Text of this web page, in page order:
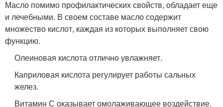
Масло помимо профилактических свойств, обладает еще
и лечебными. В своем составе масло содержит
множество кислот, каждая из которых выполняет свою
функцию.
Олеиновая кислота отлично увлажняет.
Каприловая кислота регулирует работы сальных
желез.
Витамин С оказывает омолаживающее воздействие.